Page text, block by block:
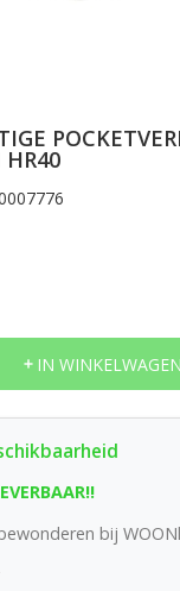
HR40
IN WINKELWAGEN
bij